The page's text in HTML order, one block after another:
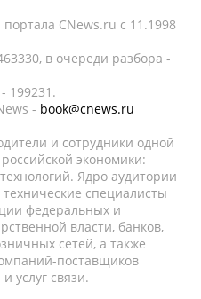
CNews.ru c 11.1998
в очереди разбора -
199231.
- book@cnews.ru
и сотрудники одной
экономики:
Ядро аудитории
специалисты
федеральных и
власти, банков,
сетей, а также
поставщиков
услуг связи.